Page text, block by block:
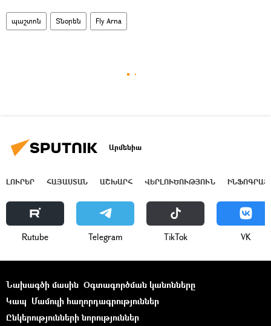
պաշտոն Տնօրեն Fly Arna
Արմենիա
ԼՈՒՐԵՐ ՀԱՅԱՍՏԱՆ ԱՇԽԱՐՀ ՎԵՐԼՈՒԾՈՒԹՅՈՒՆ
Rutube Telegram ТikТоk VK
Նախագծի մասին Օգտագործման կանոնները
Կապ Մամուլի հաղորդագրություններ
Ընկերությունների նորություններ